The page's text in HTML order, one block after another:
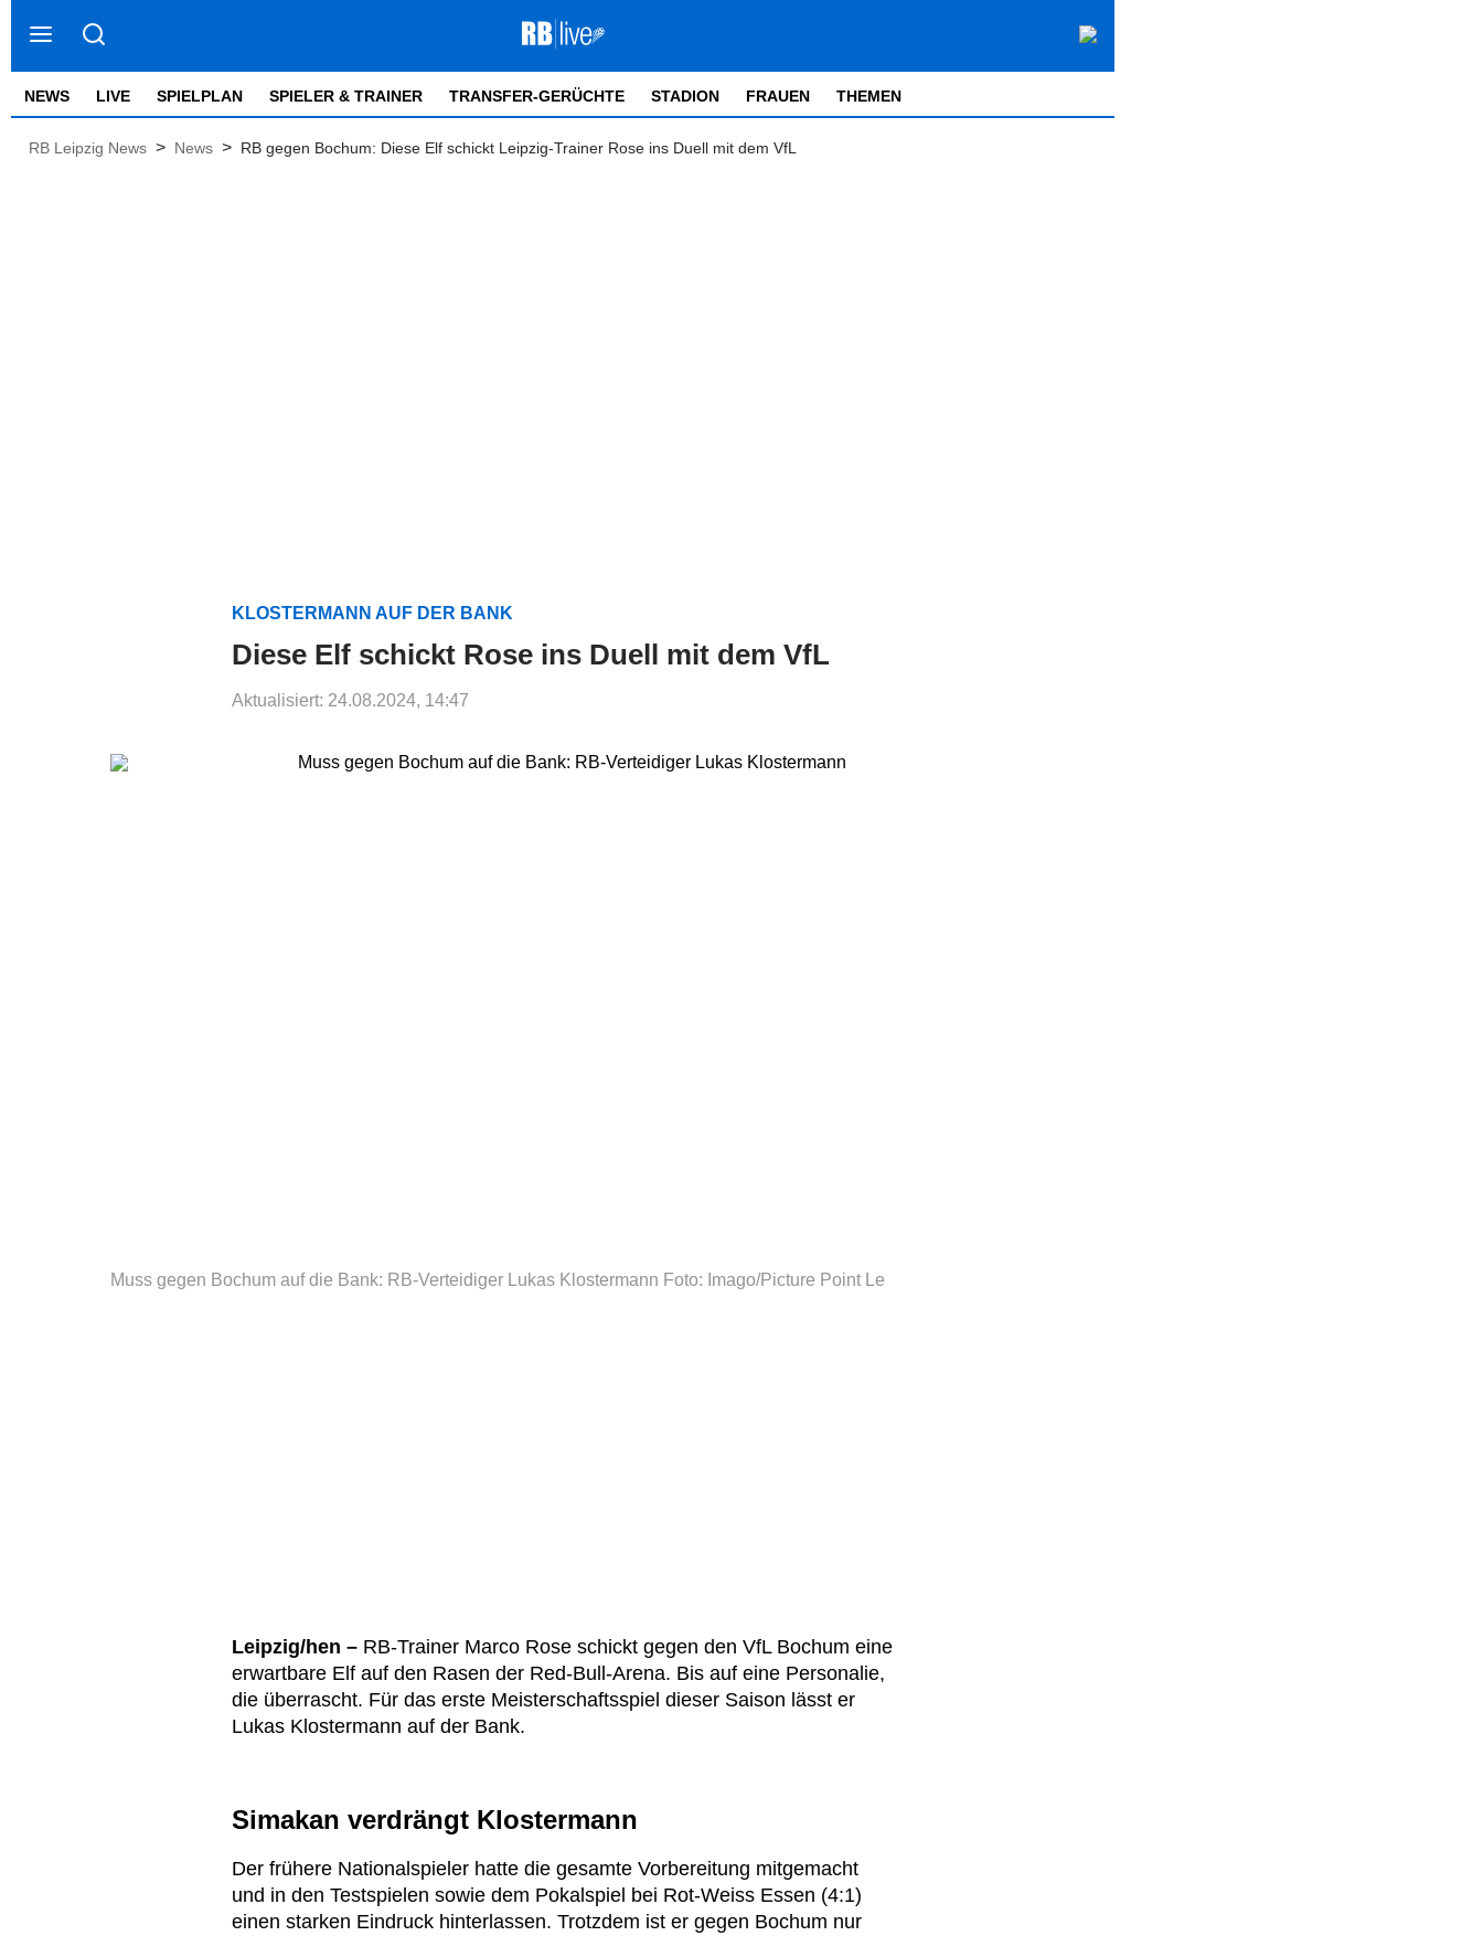
NEWS LIVE SPIELPLAN SPIELER & TRAINER TRANSFER-GERÜCHTE STADION FRAUEN THEMEN
RB Leipzig News > News > RB gegen Bochum: Diese Elf schickt Leipzig-Trainer Rose ins Duell mit dem VfL
KLOSTERMANN AUF DER BANK
Diese Elf schickt Rose ins Duell mit dem VfL
Aktualisiert: 24.08.2024, 14:47
Muss gegen Bochum auf die Bank: RB-Verteidiger Lukas Klostermann Foto: Imago/Picture Point Le
Leipzig/hen – RB-Trainer Marco Rose schickt gegen den VfL Bochum eine
erwartbare Elf auf den Rasen der Red-Bull-Arena. Bis auf eine Personalie,
die überrascht. Für das erste Meisterschaftsspiel dieser Saison lässt er
Lukas Klostermann auf der Bank.
Simakan verdrängt Klostermann
Der frühere Nationalspieler hatte die gesamte Vorbereitung mitgemacht
und in den Testspielen sowie dem Pokalspiel bei Rot-Weiss Essen (4:1)
einen starken Eindruck hinterlassen. Trotzdem ist er gegen Bochum nur